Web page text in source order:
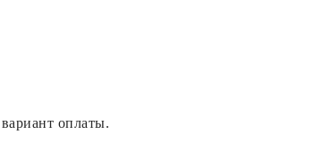
оплаты.